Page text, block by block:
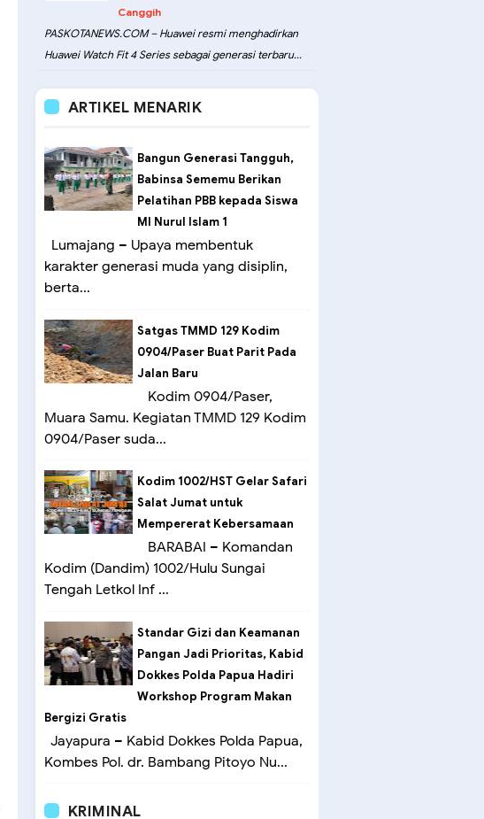
Canggih
PASKOTANEWS.COM – Huawei resmi menghadirkan
Huawei Watch Fit 4 Series sebagai generasi terbaru...
ARTIKEL MENARIK
Bangun Generasi Tangguh,
Babinsa Sememu Berikan
Pelatihan PBB kepada Siswa
MI Nurul Islam 1
Lumajang – Upaya membentuk
karakter generasi muda yang disiplin,
berta...
Satgas TMMD 129 Kodim
0904/Paser Buat Parit Pada
Jalan Baru
Kodim 0904/Paser,
Muara Samu. Kegiatan TMMD 129 Kodim
0904/Paser suda...
Kodim 1002/HST Gelar Safari
Salat Jumat untuk
Mempererat Kebersamaan
BARABAI – Komandan
Kodim (Dandim) 1002/Hulu Sungai
Tengah Letkol Inf ...
Standar Gizi dan Keamanan
Pangan Jadi Prioritas, Kabid
Dokkes Polda Papua Hadiri
Workshop Program Makan
Bergizi Gratis
Jayapura – Kabid Dokkes Polda Papua,
Kombes Pol. dr. Bambang Pitoyo Nu...
KRIMINAL